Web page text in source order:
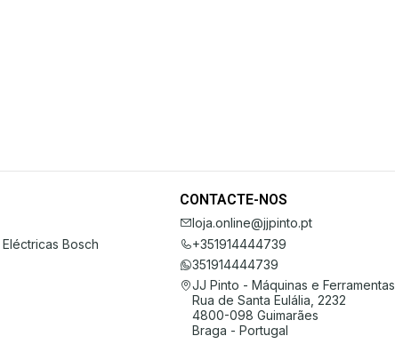
Bosch
CONTACTE-NOS
loja.online@jjpinto.pt
+351914444739
351914444739
JJ Pinto - Máquinas e Ferramentas
Rua de Santa Eulália, 2232
4800-098 Guimarães
Braga - Portugal